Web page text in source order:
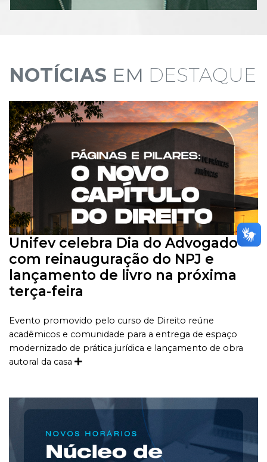
NOTÍCIAS EM DESTAQUE
Unifev celebra Dia do Advogado
com reinauguração do NPJ e
lançamento de livro na próxima
terça-feira
Evento promovido pelo curso de Direito reúne
acadêmicos e comunidade para a entrega de espaço
modernizado de prática jurídica e lançamento de obra
autoral da casa